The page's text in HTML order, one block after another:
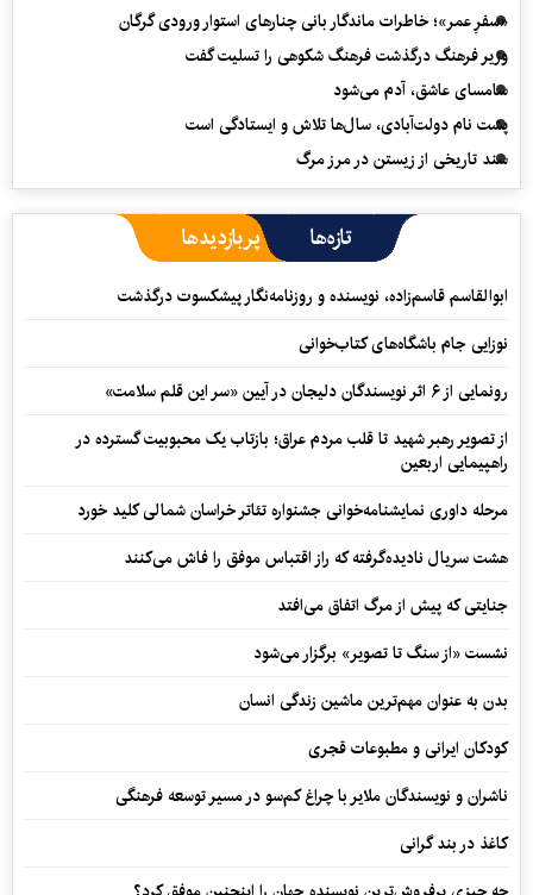
«سفرِ عمر»؛ خاطرات ماندگار بانی چنارهای استوار ورودی گرگان
وزیر فرهنگ درگذشت فرهنگ شکوهی را تسلیت گفت
سامسای عاشق، آدم می‌شود
پشت نام دولت‌آبادی، سال‌ها تلاش و ایستادگی است
سند تاریخی از زیستن در مرز مرگ
تازه‌ها پربازدیدها
ابوالقاسم قاسم‌زاده، نویسنده و روزنامه‌نگار پیشکسوت درگذشت
نوزایی جام باشگاه‌های کتاب‌خوانی
رونمایی از ۶ اثر نویسندگان دلیجان در آیین «سر این قلم سلامت»
از تصویر رهبر شهید تا قلب مردم عراق؛ بازتاب یک محبوبیت گسترده در
راهپیمایی اربعین
مرحله داوری نمایشنامه‌خوانی جشنواره تئاتر خراسان شمالی کلید خورد
هشت سریال نادیده‌گرفته که راز اقتباس موفق را فاش می‌کنند
جنایتی که پیش از مرگ اتفاق می‌افتد
نشست «از سنگ تا تصویر» برگزار می‌شود
بدن به عنوان مهم‌ترین ماشین زندگی انسان
کودکان ایرانی و مطبوعات قجری
ناشران و نویسندگان ملایر با چراغ کم‌سو در مسیر توسعه فرهنگی
کاغذ در بند گرانی